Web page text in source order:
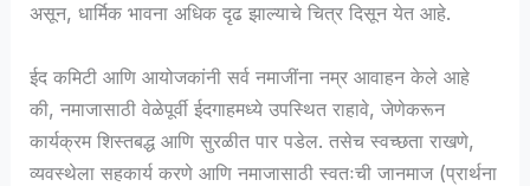
असून, धार्मिक भावना अधिक दृढ झाल्याचे चित्र दिसून येत आहे.
ईद कमिटी आणि आयोजकांनी सर्व नमाजींना नम्र आवाहन केले आहे
की, नमाजासाठी वेळेपूर्वी ईदगाहमध्ये उपस्थित राहावे, जेणेकरून
कार्यक्रम शिस्तबद्ध आणि सुरळीत पार पडेल. तसेच स्वच्छता राखणे,
व्यवस्थेला सहकार्य करणे आणि नमाजासाठी स्वतःची जानमाज (प्रार्थना